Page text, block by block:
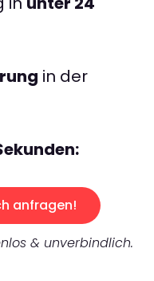
in der
anfragen!
& unverbindlich.